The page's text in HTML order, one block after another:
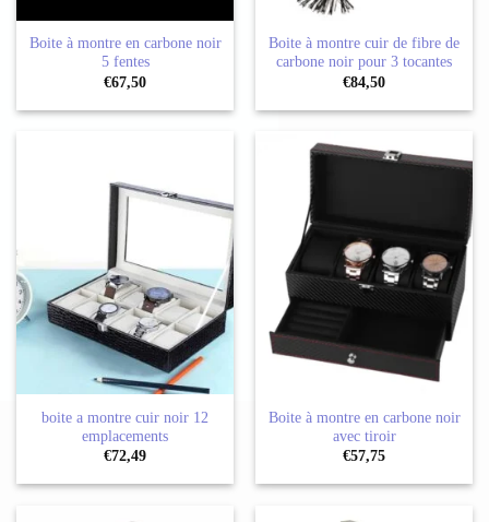
Boite à montre en carbone noir
5 fentes
€67,50
Boite à montre cuir de fibre de
carbone noir pour 3 tocantes
€84,50
boite a montre cuir noir 12
emplacements
€72,49
Boite à montre en carbone noir
avec tiroir
€57,75